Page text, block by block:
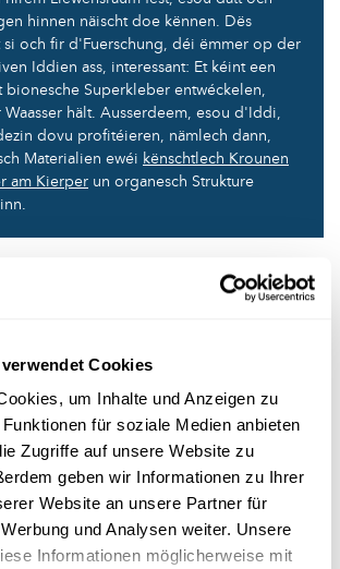
Cookies
um Inhalte und Anzeigen zu
für soziale Medien anbieten
Zugriffe auf unsere Website zu
geben wir Informationen zu Ihrer
Website an unsere Partner für
und Analysen weiter. Unsere
Informationen möglicherweise mit
hinnen näischt doe kënnen. Dës
si och fir d'Fuerschung, déi ëmmer op der
Iddien ass, interessant: Et kéint een
bionesche Superkleber entwéckelen,
hält. Ausserdeem, esou d'Iddi,
dovu profitéieren, nämlech dann,
Materialien ewéi kënschtlech Krounen
am Kierper un organesch Strukture
op RTL Radio